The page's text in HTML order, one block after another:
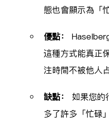
態也會顯示為「
優點：
這種方式能真正
注時間不被他人
缺點：
如果您的
多了許多「忙碌